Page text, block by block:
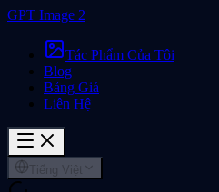
GPT Image 2
Tác Phẩm Của Tôi
Blog
Bảng Giá
Liên Hệ
Tiếng Việt